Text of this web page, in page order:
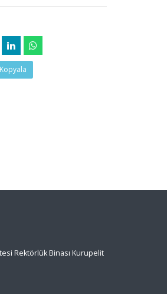
Rektörlük Binası Kurupelit